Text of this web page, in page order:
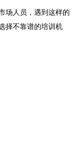
场人员，遇到这样的
择不靠谱的培训机